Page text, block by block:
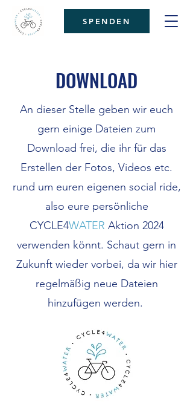
SPENDEN
DOWNLOAD
An dieser Stelle geben wir euch
gern einige Dateien zum
Download frei, die ihr für das
Erstellen der Fotos, Videos etc.
rund um euren eigenen social ride,
also eure persönliche
CYCLE4WATER Aktion 2024
verwenden könnt. Schaut gern in
Zukunft wieder vorbei, da wir hier
regelmäßig neue Dateien
hinzufügen werden.